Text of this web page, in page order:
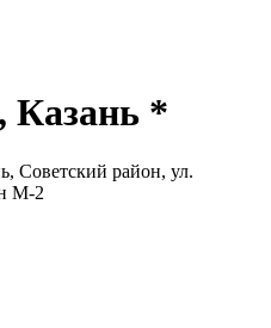
*
Советский район, ул.
М-2